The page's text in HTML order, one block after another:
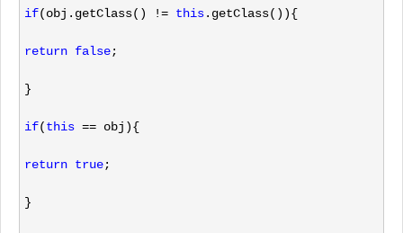
if(obj.getClass() != this.getClass()){
return false;
}
if(this == obj){
return true;
}